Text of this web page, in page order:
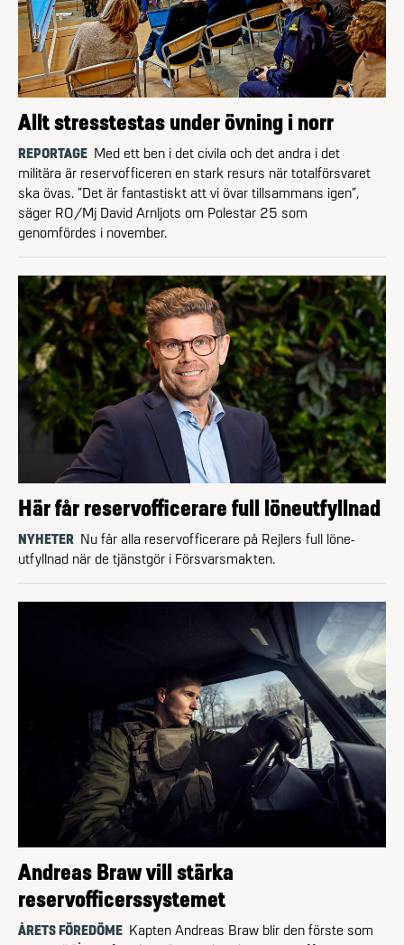
Allt stresstestas under övning i norr
REPORTAGE Med ett ben i det civila och det andra i det
militära är reservofficeren en stark resurs när totalförsvaret
ska övas. ”Det är fantastiskt att vi övar tillsammans igen”,
säger RO/Mj David Arnljots om Polestar 25 som
genomfördes i november.
Här får reservofficerare full löneutfyllnad
NYHETER Nu får alla reserv­officerare på Rejlers full löne­
utfyllnad när de tjänstgör i Försvarsmakten.
Andreas Braw vill stärka
reservofficerssystemet
ÅRETS FÖREDÖME Kapten Andreas Braw blir den förste som